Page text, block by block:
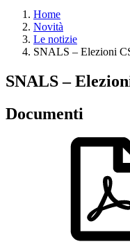
Home
Novità
Le notizie
SNALS – Elezioni
SNALS –
Documenti